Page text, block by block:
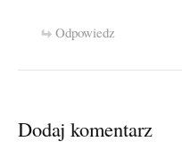
Odpowiedz
Dodaj komentarz